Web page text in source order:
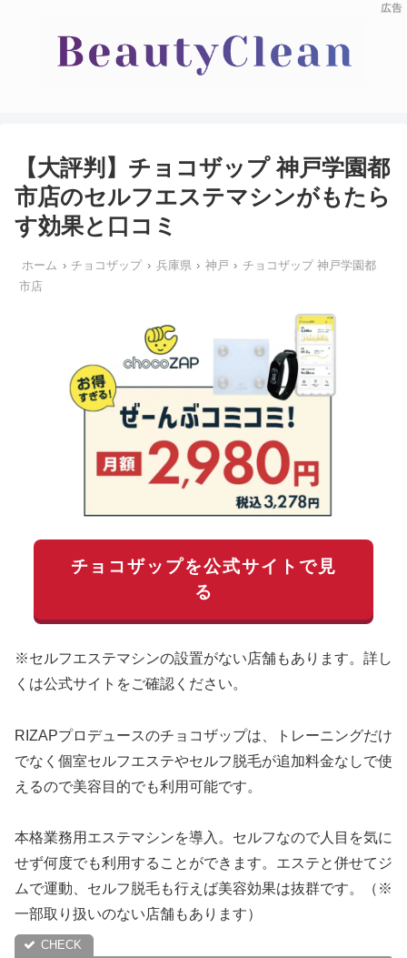
【大評判】チョコザップ 神戸学園都
市店のセルフエステマシンがもたら
す効果と口コミ
ホーム チョコザップ 兵庫県 神戸
チョコザップ 神戸学園都
市店
チョコザップを公式サイトで見
る
※セルフエステマシンの設置がない店舗もあります。詳し
くは公式サイトをご確認ください。
RIZAPプロデュースのチョコザップは、トレーニングだけ
でなく個室セルフエステやセルフ脱毛が追加料金なしで使
えるので美容目的でも利用可能です。
本格業務用エステマシンを導入。セルフなので人目を気に
せず何度でも利用することができます。エステと併せてジ
ムで運動、セルフ脱毛も行えば美容効果は抜群です。（※
一部取り扱いのない店舗もあります）